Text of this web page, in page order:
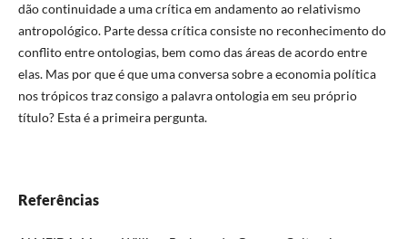
dão continuidade a uma crítica em andamento ao relativismo
antropológico. Parte dessa crítica consiste no reconhecimento do
conflito entre ontologias, bem como das áreas de acordo entre
elas. Mas por que é que uma conversa sobre a economia política
nos trópicos traz consigo a palavra ontologia em seu próprio
título? Esta é a primeira pergunta.
Referências